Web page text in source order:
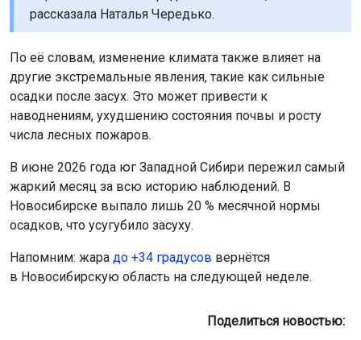
рассказала Наталья Чередько.
По её словам, изменение климата также влияет на
другие экстремальные явления, такие как сильные
осадки после засух. Это может привести к
наводнениям, ухудшению состояния почвы и росту
числа лесных пожаров.
В июне 2026 года юг Западной Сибири пережил самый
жаркий месяц за всю историю наблюдений. В
Новосибирске выпало лишь 20 % месячной нормы
осадков, что усугубило засуху.
Напомним: жара до +34 градусов вернётся
в Новосибирскую область на следующей неделе.
Поделиться новостью: